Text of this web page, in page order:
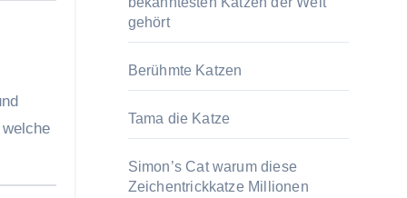
gehört
Berühmte Katzen
Tama die Katze
Simon’s Cat warum diese
Zeichentrickkatze Millionen